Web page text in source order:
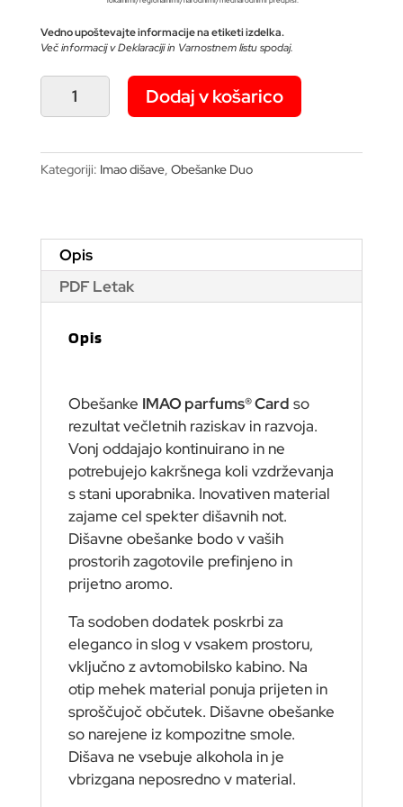
Vedno upoštevajte informacije na etiketi izdelka.
Več informacij v Deklaraciji in Varnostnem listu spodaj.
SOUS
DE
MADAGASCAR
količina
Dodaj v košarico
Kategoriji: Imao dišave, Obešanke Duo
Opis
PDF Letak
Opis
Obešanke IMAO parfums® Card so
rezultat večletnih raziskav in razvoja.
Vonj oddajajo kontinuirano in ne
potrebujejo kakršnega koli vzdrževanja
s stani uporabnika. Inovativen material
zajame cel spekter dišavnih not.
Dišavne obešanke bodo v vaših
prostorih zagotovile prefinjeno in
prijetno aromo.
Ta sodoben dodatek poskrbi za
eleganco in slog v vsakem prostoru,
vključno z avtomobilsko kabino. Na
otip mehek material ponuja prijeten in
sproščujoč občutek. Dišavne obešanke
so narejene iz kompozitne smole.
Dišava ne vsebuje alkohola in je
vbrizgana neposredno v material.